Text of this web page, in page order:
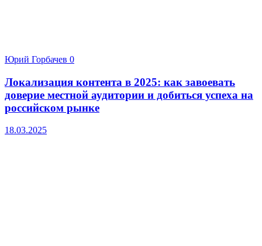
Юрий Горбачев 0
Локализация контента в 2025: как завоевать
доверие местной аудитории и добиться успеха на
российском рынке
18.03.2025